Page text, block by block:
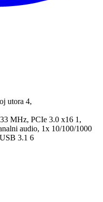
utora 4,
MHz, PCIe 3.0 x16 1,
audio, 1x 10/100/1000
3.1 6